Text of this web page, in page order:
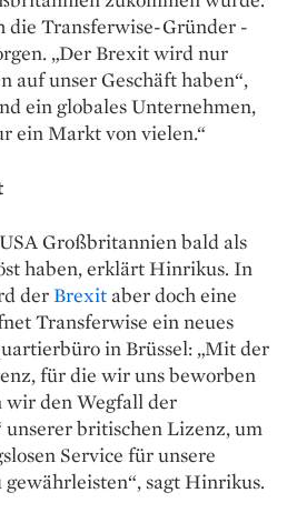
die Transferwise-Gründer
„Der Brexit wird nur
auf ­unser Geschäft haben“,
ein globales Unternehmen,
ein Markt von vielen.“
Großbritannien bald als
haben, erklärt Hinrikus. In
derBrexit aber doch eine
Transferwise ein neues
in Brüssel: „Mit der
für die wir uns beworben
wir den Wegfall der
unserer britischen Lizenz, um
Service für unsere
sagt ­Hinrikus.